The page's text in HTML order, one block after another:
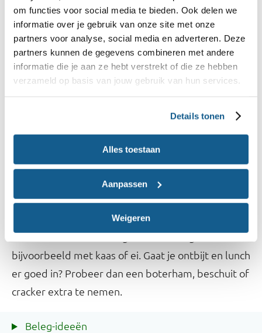
om functies voor social media te bieden. Ook delen we
informatie over je gebruik van onze site met onze
partners voor analyse, social media en adverteren. Deze
partners kunnen de gegevens combineren met andere
informatie die je aan ze hebt verstrekt of die ze hebben
verzameld op basis van jouw gebruik van hun services.
Details tonen
Alles toestaan
Aanpassen
Weigeren
Neem vezels
Voor een goede stoelgang zijn vezels nodig. Vezels
zitten veel in groente en fruit en in
volkorenproducten, zoals in volkorenbrood,
volkorenpasta en zilvervliesrijst. Merk je dat je van
volkorenproducten snel vol zit en daardoor weinig
kan eten? Dan is het beter om tijdelijk voor iets
Tips bij elk eetmoment
Ontbijt en lunch
Beleg het brood gerust extra dik. Besmeer
boterhammen met margarine en beleg ze
bijvoorbeeld met kaas of ei. Gaat je ontbijt en lunch
er goed in? Probeer dan een boterham, beschuit of
cracker extra te nemen.
Beleg-ideeën